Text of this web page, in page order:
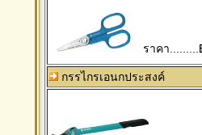
ราคา.........
กรรไกรเอนกประสงค์